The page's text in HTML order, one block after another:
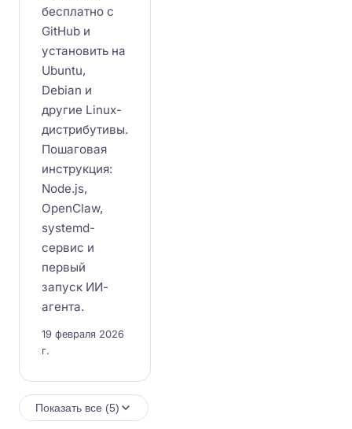
бесплатно с
GitHub и
установить на
Ubuntu,
Debian и
другие Linux-
дистрибутивы.
Пошаговая
инструкция:
Node.js,
OpenClaw,
systemd-
сервис и
первый
запуск ИИ-
агента.
19 февраля 2026
г.
Показать все (5)